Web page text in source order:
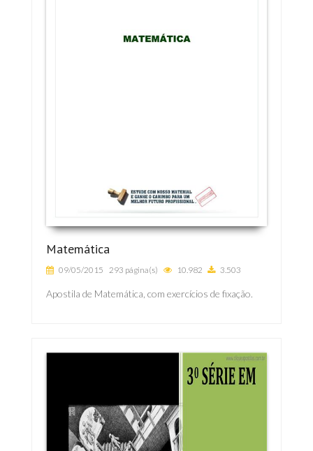
Matemática
09/05/2015 293 página(s) 10.982 3.503
Apostila de Matemática, com exercícios de fixação.